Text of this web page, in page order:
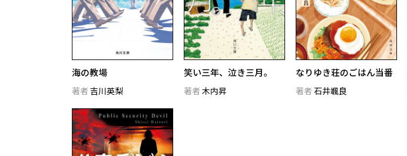
海の教場
著者 吉川英梨
笑い三年、泣き三月。
著者 木内昇
なりゆき荘のごはん当番
著者 石井颯良